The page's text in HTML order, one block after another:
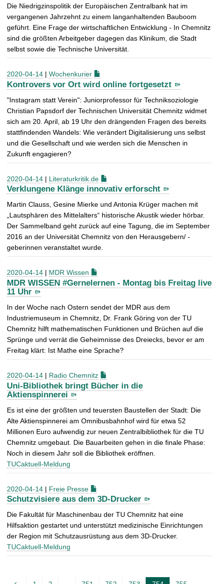
Die Niedrigzinspolitik der Europäischen Zentralbank hat im
vergangenen Jahrzehnt zu einem langanhaltenden Bauboom
geführt. Eine Frage der wirtschaftlichen Entwicklung - In Chemnitz
sind die größten Arbeitgeber dagegen das Klinikum, die Stadt
selbst sowie die Technische Universität.
2020-04-14 | Wochenkurier
Kontrovers vor Ort wird online fortgesetzt
"Instagram statt Verein": Juniorprofessor für Techniksoziologie
Christian Papsdorf der Technischen Universität Chemnitz widmet
sich am 20. April, ab 19 Uhr den drängenden Fragen des bereits
stattfindenden Wandels: Wie verändert Digitalisierung uns selbst
und die Gesellschaft und wie werden sich die Menschen in
Zukunft engagieren?
2020-04-14 | Literaturkritik.de
Verklungene Klänge innovativ erforscht
Martin Clauss, Gesine Mierke und Antonia Krüger machen mit
„Lautsphären des Mittelalters“ historische Akustik wieder hörbar.
Der Sammelband geht zurück auf eine Tagung, die im September
2016 an der Universität Chemnitz von den Herausgebern/ -
geberinnen veranstaltet wurde.
2020-04-14 | MDR Wissen
MDR WISSEN #Gernelernen - Montag bis Freitag live
11 Uhr
In der Woche nach Ostern sendet der MDR aus dem
Industriemuseum in Chemnitz, Dr. Frank Göring von der TU
Chemnitz hilft mathematischen Funktionen und Brüchen auf die
Sprünge und verrät die Geheimnisse des Dreiecks, bevor er am
Freitag klärt: Ist Mathe eine Sprache?
2020-04-14 | Radio Chemnitz
Uni-Bibliothek bringt Bücher in die
Aktienspinnerei
Es ist eine der größten und teuersten Baustellen der Stadt: Die
Alte Aktienspinnerei am Omnibusbahnhof wird für etwa 52
Millionen Euro aufwendig zur neuen Zentralbibliothek für die TU
Chemnitz umgebaut. Die Bauarbeiten gehen in die finale Phase:
Noch in diesem Jahr soll die Bibliothek eröffnen.
TUCaktuell-Meldung
2020-04-14 | Freie Presse
Schutzvisiere aus dem 3D-Drucker
Die Fakultät für Maschinenbau der TU Chemnitz hat eine
Hilfsaktion gestartet und unterstützt medizinische Einrichtungen
der Region mit Schutzausrüstung aus dem 3D-Drucker.
TUCaktuell-Meldung